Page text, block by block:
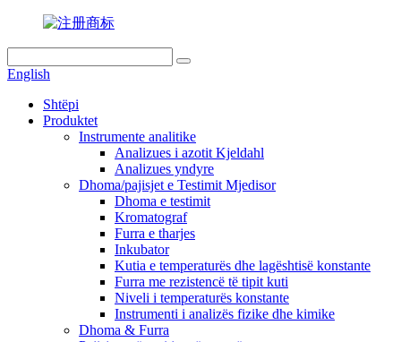
English
Shtëpi
Produktet
Instrumente analitike
Analizues i azotit Kjeldahl
Analizues yndyre
Dhoma/pajisjet e Testimit Mjedisor
Dhoma e testimit
Kromatograf
Furra e tharjes
Inkubator
Kutia e temperaturës dhe lagështisë konstante
Furra me rezistencë të tipit kuti
Niveli i temperaturës konstante
Instrumenti i analizës fizike dhe kimike
Dhoma & Furra